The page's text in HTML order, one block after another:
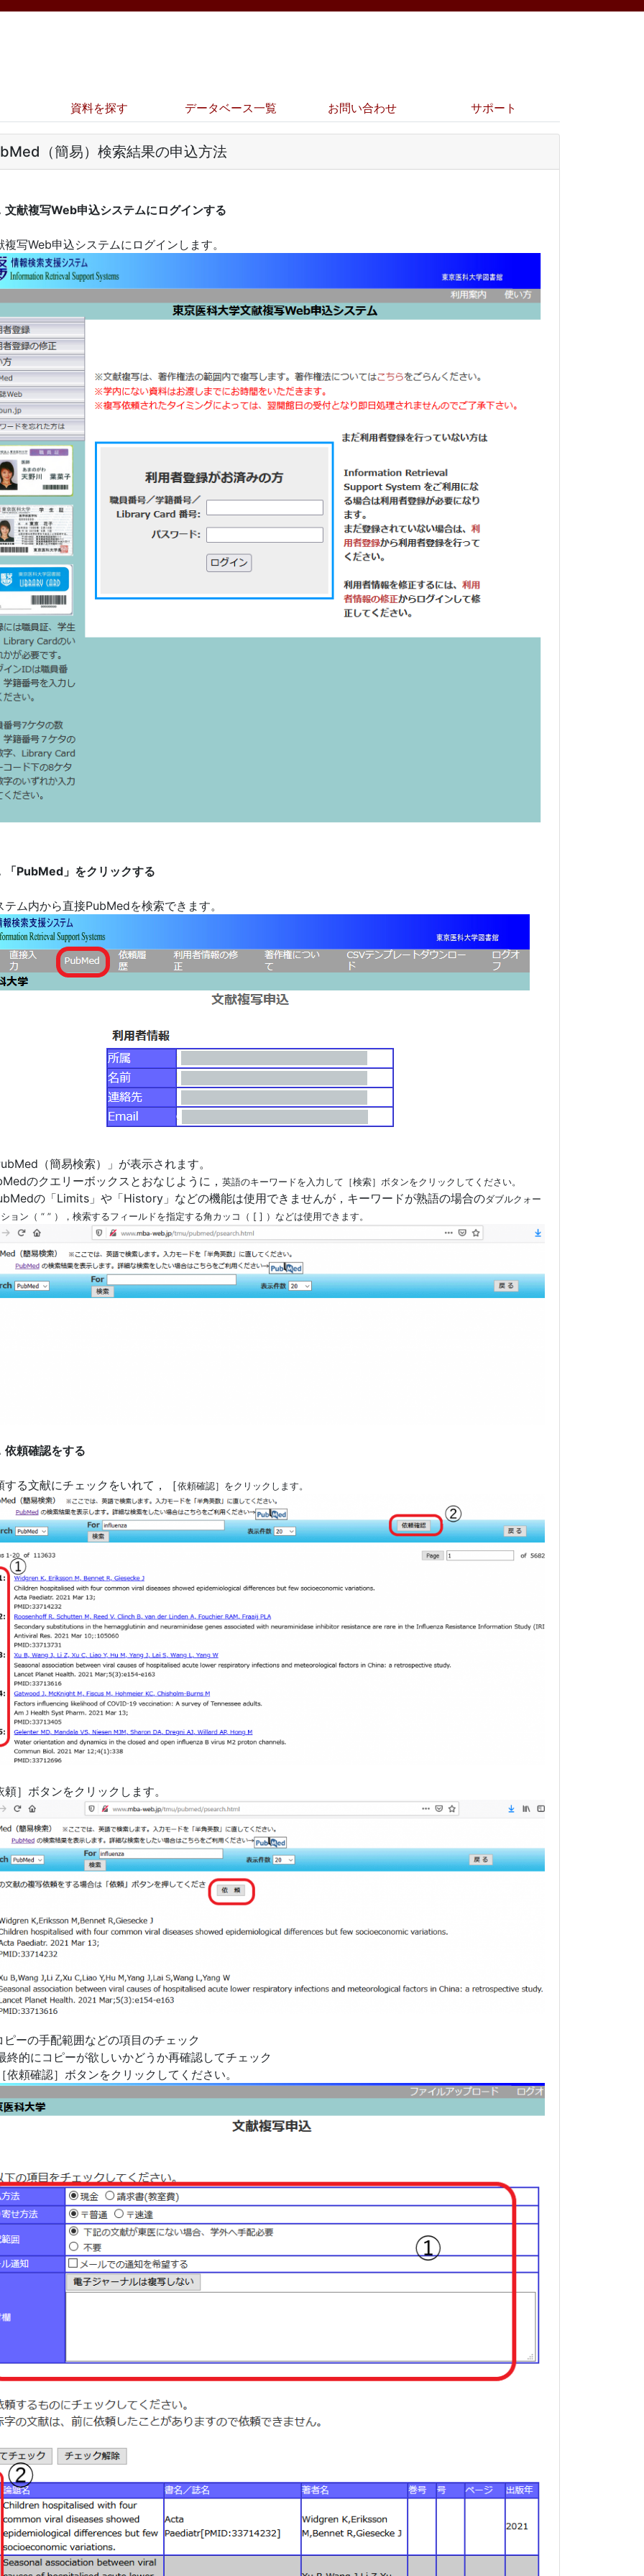
資料を探す データベース一覧 お問い合わせ サポート
（簡易）検索結果の申込方法
文献複写Web申込システムにログインする
複写Web申込システムにログインします。
「PubMed」をクリックする
テム内から直接PubMedを検索できます。
（簡易検索）」が表示されます。
のクエリーボックスとおなじように， 英語のキーワードを入力して［検索］ボタンをクリックしてください。
の「Limits」や「History」などの機能は使用できませんが，キーワードが熟語の場合のダブルクォー
ョン（ “ ” ），検索するフィールドを指定する角カッコ（ [ ] ）などは使用できます。
依頼確認をする
する文献にチェックをいれて，［依頼確認］をクリックします。
頼］ボタンをクリックします。
ピーの手配範囲などの項目のチェック
終的にコピーが欲しいかどうか再確認してチェック
依頼確認］ボタンをクリックしてください。